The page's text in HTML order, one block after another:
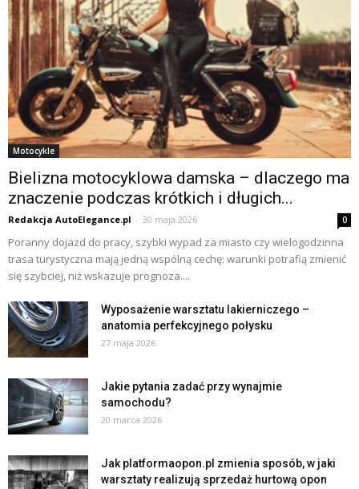
Motocykle
Bielizna motocyklowa damska – dlaczego ma
znaczenie podczas krótkich i długich...
Redakcja AutoElegance.pl - 30 maja 2026 0
Poranny dojazd do pracy, szybki wypad za miasto czy wielogodzinna
trasa turystyczna mają jedną wspólną cechę: warunki potrafią zmienić
się szybciej, niż wskazuje prognoza....
Wyposażenie warsztatu lakierniczego –
anatomia perfekcyjnego połysku
27 maja 2026
Jakie pytania zadać przy wynajmie
samochodu?
20 marca 2026
Jak platformaopon.pl zmienia sposób, w jaki
warsztaty realizują sprzedaż hurtową opon